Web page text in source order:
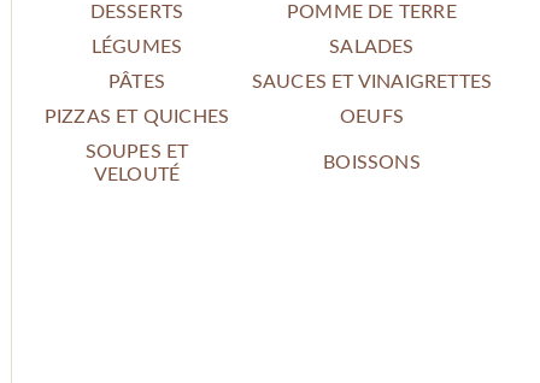
DESSERTS
POMME DE TERRE
LÉGUMES
SALADES
PÂTES
SAUCES ET VINAIGRETTES
PIZZAS ET QUICHES
OEUFS
SOUPES ET
VELOUTÉ
BOISSONS